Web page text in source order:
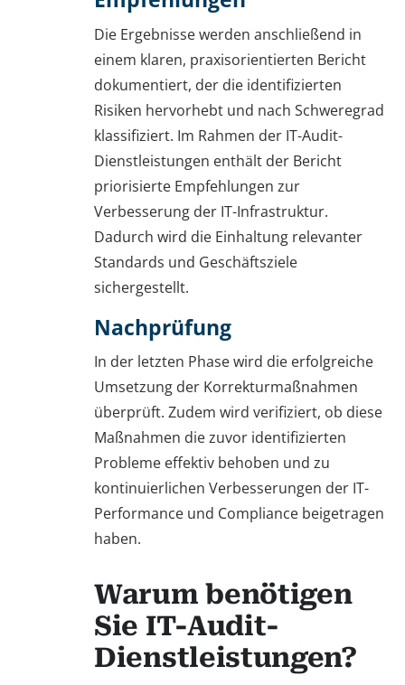
Die Ergebnisse werden anschließend in
einem klaren, praxisorientierten Bericht
dokumentiert, der die identifizierten
Risiken hervorhebt und nach Schweregrad
klassifiziert. Im Rahmen der IT-Audit-
Dienstleistungen enthält der Bericht
priorisierte Empfehlungen zur
Verbesserung der IT-Infrastruktur.
Dadurch wird die Einhaltung relevanter
Standards und Geschäftsziele
sichergestellt.
Nachprüfung
In der letzten Phase wird die erfolgreiche
Umsetzung der Korrekturmaßnahmen
überprüft. Zudem wird verifiziert, ob diese
Maßnahmen die zuvor identifizierten
Probleme effektiv behoben und zu
kontinuierlichen Verbesserungen der IT-
Performance und Compliance beigetragen
haben.
Warum benötigen
Sie IT-Audit-
Dienstleistungen?